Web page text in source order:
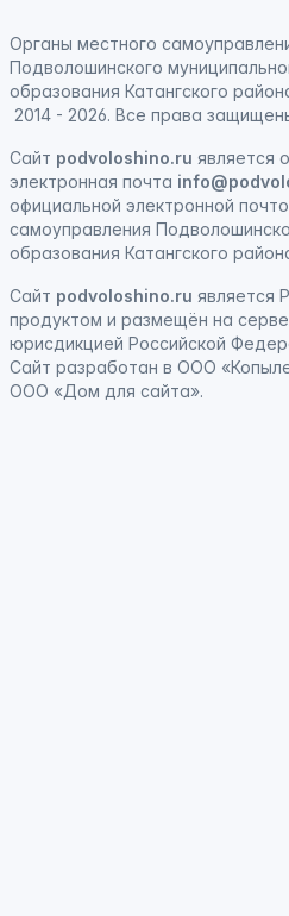
Органы местного
Подволошинского
образования Катангского
2014 - 2026. Все права
Сайт podvoloshino.ru является
электронная почта
официальной электронной
самоуправления
образования Катангского
Сайт podvoloshino.ru является
продуктом и размещён на
юрисдикцией Российской
Сайт разработан в ООО
ООО «Дом для сайта».